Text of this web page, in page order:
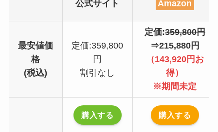
公式サイト Amazon
最安値価
格
(税込)
定価:359,800
円
割引なし
定価:359,800円
⇒215,880円
（143,920円お
得）
※期間未定
購入する 購入する